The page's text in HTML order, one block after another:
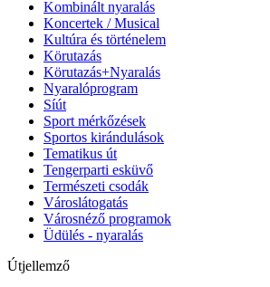
Kombinált nyaralás
Koncertek / Musical
Kultúra és történelem
Körutazás
Körutazás+Nyaralás
Nyaralóprogram
Síút
Sport mérkőzések
Sportos kirándulások
Tematikus út
Tengerparti esküvő
Természeti csodák
Városlátogatás
Városnéző programok
Üdülés - nyaralás
Útjellemző